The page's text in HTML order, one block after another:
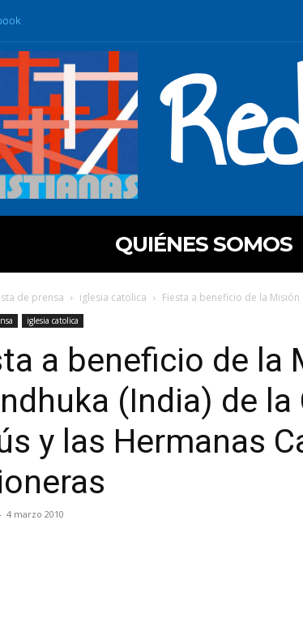
QUIÉNES SOMOS
de prensa iglesia catolica Fiesta a beneficio de la
iglesia catolica
a beneficio de la
(India) de
y las Hermanas
4 marzo 2010